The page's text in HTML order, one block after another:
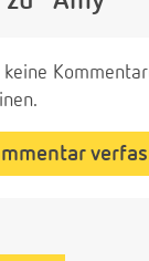
keine